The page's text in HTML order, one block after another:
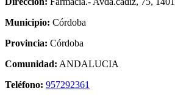
Municipio: Córdoba
Provincia: Córdoba
Comunidad: ANDALUCIA
Teléfono: 957292361